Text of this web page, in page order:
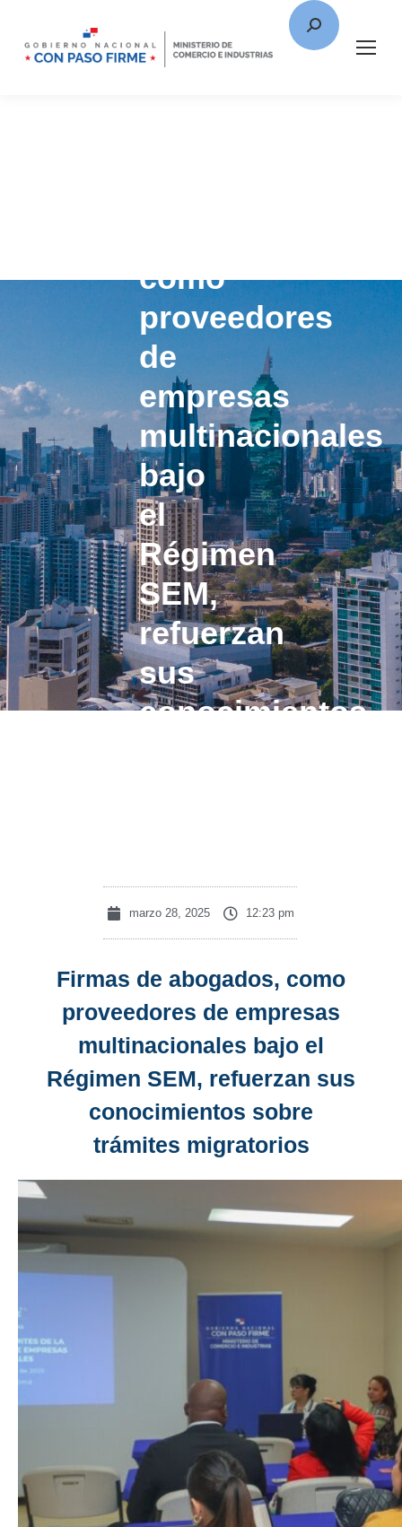
como
proveedores
de
empresas
multinacionales
bajo
el
Régimen
SEM,
refuerzan
sus
conocimientos
marzo 28, 2025 12:23 pm
Firmas de abogados, como
proveedores de empresas
multinacionales bajo el
Régimen SEM, refuerzan sus
conocimientos sobre
trámites migratorios